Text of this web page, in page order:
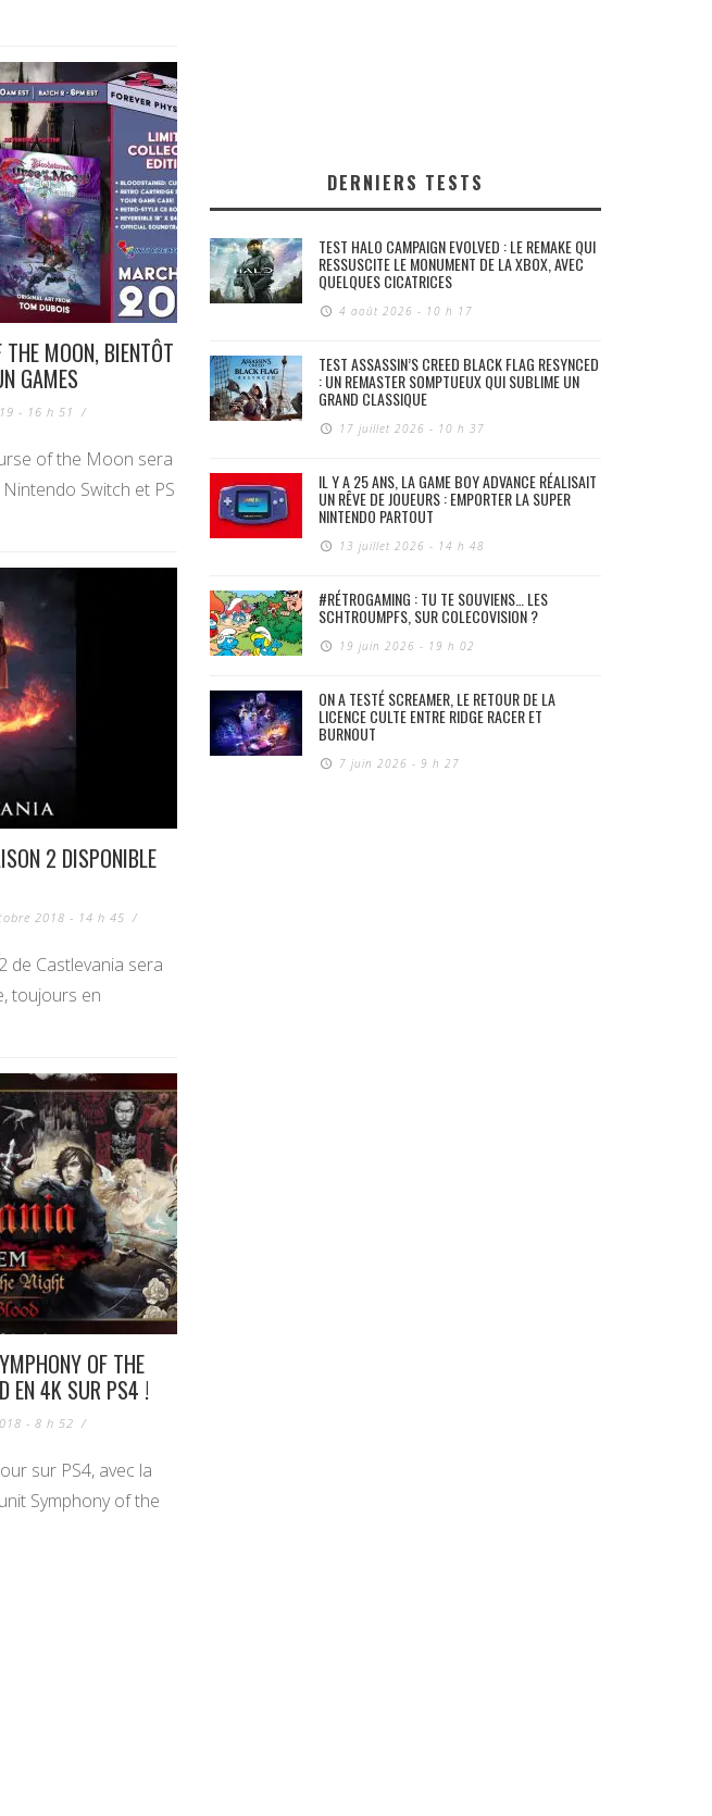
THE MOON, BIENTÔT
GAMES
- 16 h 51 /
of the Moon sera
Switch et PS
2 DISPONIBLE
2018 - 14 h 45 /
de Castlevania sera
toujours en
OF THE
EN 4K SUR PS4 !
- 8 h 52 /
sur PS4, avec la
Symphony of the
DERNIERS TESTS
TEST HALO CAMPAIGN EVOLVED : LE REMAKE QUI
RESSUSCITE LE MONUMENT DE LA XBOX, AVEC
QUELQUES CICATRICES
4 août 2026 - 10 h 17
TEST ASSASSIN’S CREED BLACK FLAG RESYNCED
: UN REMASTER SOMPTUEUX QUI SUBLIME UN
GRAND CLASSIQUE
17 juillet 2026 - 10 h 37
IL Y A 25 ANS, LA GAME BOY ADVANCE RÉALISAIT
UN RÊVE DE JOUEURS : EMPORTER LA SUPER
NINTENDO PARTOUT
13 juillet 2026 - 14 h 48
#RÉTROGAMING : TU TE SOUVIENS… LES
SCHTROUMPFS, SUR COLECOVISION ?
19 juin 2026 - 19 h 02
ON A TESTÉ SCREAMER, LE RETOUR DE LA
LICENCE CULTE ENTRE RIDGE RACER ET
BURNOUT
7 juin 2026 - 9 h 27